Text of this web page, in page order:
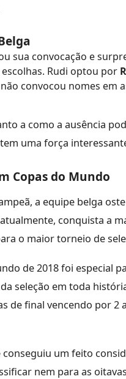
sua convocação e
Rudi optou por
convocou nomes em
a como a ausência
uma força
Copas do Mundo
a equipe belga
conquista a
o maior torneio de
de 2018 foi especial
seleção em toda
de final vencendo por 2
conseguiu um feito
nem para as